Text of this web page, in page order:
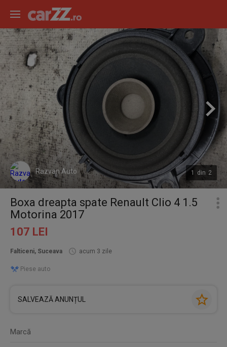
1 din 2
Razvan Auto
Boxa dreapta spate Renault Clio 4 1.5
Motorina 2017
107 LEI
Falticeni, Suceava acum 3 zile
Piese auto
SALVEAZĂ ANUNȚUL
Marcă